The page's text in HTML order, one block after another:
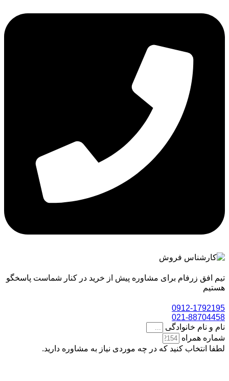
تیم افق زرفام برای مشاوره پیش از خرید در کنار شماست پاسخگو
هستیم
0912-1792195
021-88704458
نام و نام خانوادگی
شماره همراه
لطفا انتخاب کنید که در چه موردی نیاز به مشاوره دارید.